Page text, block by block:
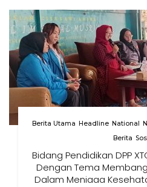
Berita Utama Headline National
Berita
Bidang Pendidikan DPP
Dengan Tema
Dalam Menjaga